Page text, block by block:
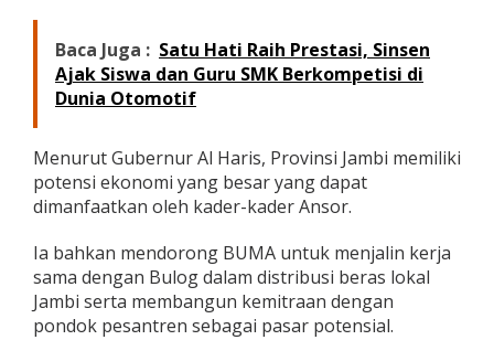
i
Baca Juga : Satu Hati Raih Prestasi, Sinsen
Ajak Siswa dan Guru SMK Berkompetisi di
Dunia Otomotif
Menurut Gubernur Al Haris, Provinsi Jambi memiliki
potensi ekonomi yang besar yang dapat
dimanfaatkan oleh kader-kader Ansor.
Ia bahkan mendorong BUMA untuk menjalin kerja
sama dengan Bulog dalam distribusi beras lokal
Jambi serta membangun kemitraan dengan
pondok pesantren sebagai pasar potensial.